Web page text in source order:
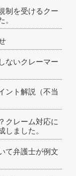
制を受けるクー
。
ないクレーマー
ント解説（不当
クレーム対応に
しました。
て弁護士が例文